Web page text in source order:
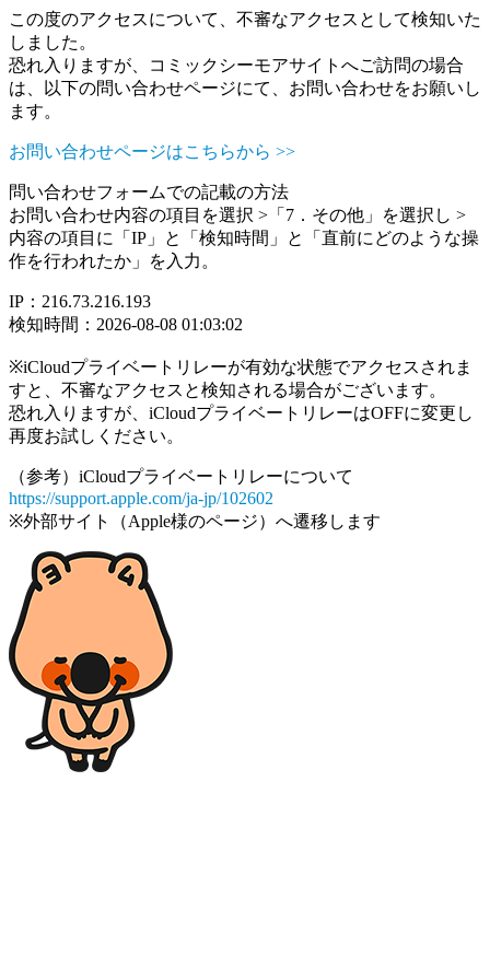
この度のアクセスについて、不審なアクセスとして検知いた
しました。
恐れ入りますが、コミックシーモアサイトへご訪問の場合
は、以下の問い合わせページにて、お問い合わせをお願いし
ます。
お問い合わせページはこちらから >>
問い合わせフォームでの記載の方法
お問い合わせ内容の項目を選択 >「7．その他」を選択し >
内容の項目に「IP」と「検知時間」と「直前にどのような操
作を行われたか」を入力。
IP：216.73.216.193
検知時間：2026-08-08 01:03:02
※iCloudプライベートリレーが有効な状態でアクセスされま
すと、不審なアクセスと検知される場合がございます。
恐れ入りますが、iCloudプライベートリレーはOFFに変更し
再度お試しください。
（参考）iCloudプライベートリレーについて
https://support.apple.com/ja-jp/102602
※外部サイト（Apple様のページ）へ遷移します